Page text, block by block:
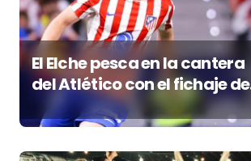
El Elche pesca en la cantera
del Atlético con el fichaje de
Morcillo